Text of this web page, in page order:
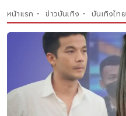
หน้าแรก ข่าวบันเทิง บันเทิงไทย